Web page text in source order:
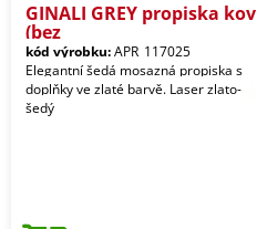
GINALI GREY propiska kov
(bez
kód výrobku:APR_117025
Elegantní šedá mosazná propiska s
doplňky ve zlaté barvě. Laser zlato-
šedý